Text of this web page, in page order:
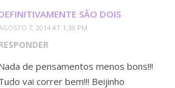
SÃO DOIS
7, 2014 AT 1:38 PM
de pensamentos menos bons!!!
vai correr bem!!! Beijinho